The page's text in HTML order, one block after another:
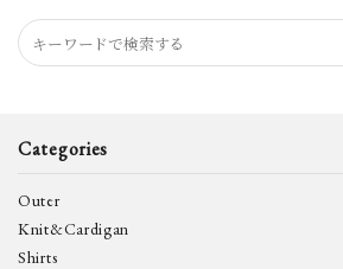
Categories
Outer
Knit&Cardigan
Shirts